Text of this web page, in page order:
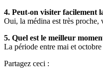
4. Peut-on visiter facilement
Oui, la médina est très proche,
5. Quel est le meilleur
La période entre mai et
Partagez ceci :